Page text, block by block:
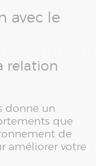
avec le
relation
donne un
que
de
améliorer votre